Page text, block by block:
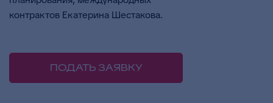
контрактов Екатерина Шестакова.
ПОДАТЬ ЗАЯВКУ